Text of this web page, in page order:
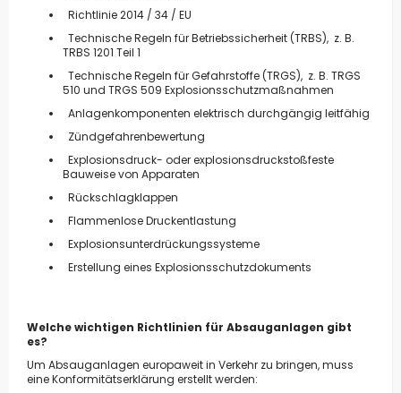
Richtlinie 2014 / 34 / EU
Technische Regeln für Betriebssicherheit (TRBS), z. B.
TRBS 1201 Teil 1
Technische Regeln für Gefahrstoffe (TRGS), z. B. TRGS
510 und TRGS 509 Explosionsschutzmaßnahmen
Anlagenkomponenten elektrisch durchgängig leitfähig
Zündgefahrenbewertung
Explosionsdruck- oder explosionsdruckstoßfeste
Bauweise von Apparaten
Rückschlagklappen
Flammenlose Druckentlastung
Explosionsunterdrückungssysteme
Erstellung eines Explosionsschutzdokuments
Welche wichtigen Richtlinien für Absauganlagen gibt
es?
Um Absauganlagen europaweit in Verkehr zu bringen, muss
eine Konformitätserklärung erstellt werden: